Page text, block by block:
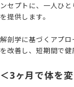
ンセプトに、一人ひ
を提供します。
解剖学に基づくアプ
を改善し、短期間で健
＜3ヶ月で体を